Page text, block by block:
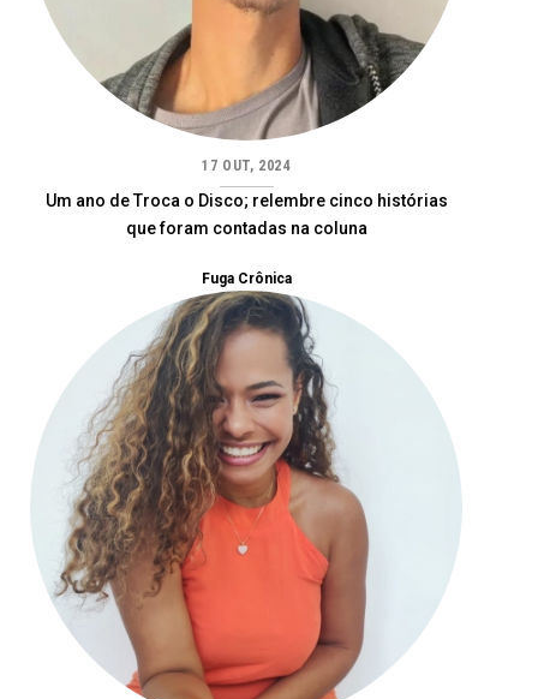
17 OUT, 2024
Um ano de Troca o Disco; relembre cinco histórias
que foram contadas na coluna
Fuga Crônica